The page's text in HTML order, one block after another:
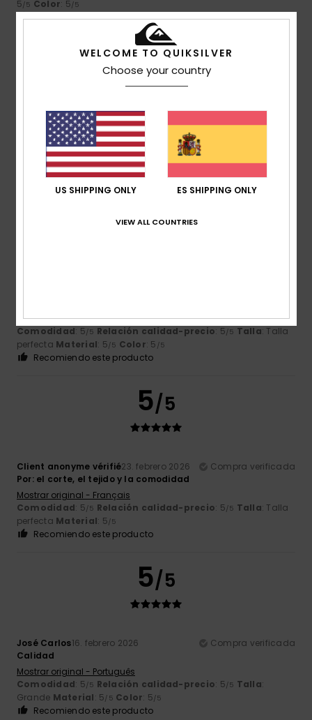
5 /5 Color: 5 /5
Recomiendo este producto
4/5
22. marzo 2026
Compra verificada
No hay ningún problema, es justo lo que esperaba
Mostrar original - English
Comodidad: 4/5 Relación calidad-precio: 4 Material
Color: 4
5/5
Mostrar original - English
Comodidad: 5 /5 Relación calidad-precio: 5 /5 Talla: Talla
perfecta Material: 5 /5 Color: 5 /5
Recomiendo este producto
5/5
Client anonyme vérifié23. febrero 2026
Compra verificada
Por: el corte, el tejido y la comodidad
Mostrar original - Français
Comodidad: 5 /5 Relación calidad-precio: 5 /5 Talla: Talla
perfecta Material: 5 /5
Recomiendo este producto
5/5
José Carlos16. febrero 2026
Compra verificada
Calidad
Mostrar original - Português
Comodidad: 5 /5 Relación calidad-precio: 5 /5 Talla:
Grande Material: 5 /5 Color: 5 /5
Recomiendo este producto
WELCOME TO QUIKSILVER
Choose your country
US SHIPPING ONLY ES SHIPPING ONLY
VIEW ALL COUNTRIES